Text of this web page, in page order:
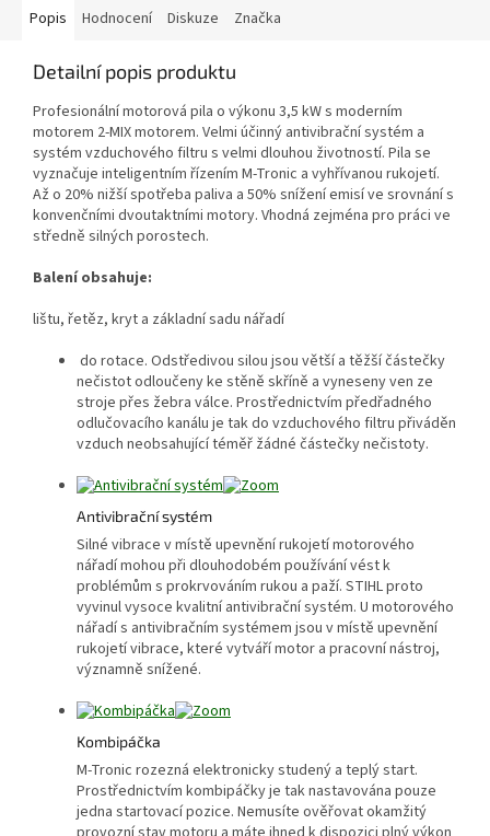
Popis Hodnocení Diskuze Značka
Detailní popis produktu
Profesionální motorová pila o výkonu 3,5 kW s moderním
motorem 2-MIX motorem. Velmi účinný antivibrační systém a
systém vzduchového filtru s velmi dlouhou životností. Pila se
vyznačuje inteligentním řízením M-Tronic a vyhřívanou rukojetí.
Až o 20% nižší spotřeba paliva a 50% snížení emisí ve srovnání s
konvenčními dvoutaktními motory. Vhodná zejména pro práci ve
středně silných porostech.
Balení obsahuje:
lištu, řetěz, kryt a základní sadu nářadí
do rotace. Odstředivou silou jsou větší a těžší částečky
nečistot odloučeny ke stěně skříně a vyneseny ven ze
stroje přes žebra válce. Prostřednictvím předřadného
odlučovacího kanálu je tak do vzduchového filtru přiváděn
vzduch neobsahující téměř žádné částečky nečistoty.
Antivibrační systém
Silné vibrace v místě upevnění rukojetí motorového
nářadí mohou při dlouhodobém používání vést k
problémům s prokrvováním rukou a paží. STIHL proto
vyvinul vysoce kvalitní antivibrační systém. U motorového
nářadí s antivibračním systémem jsou v místě upevnění
rukojetí vibrace, které vytváří motor a pracovní nástroj,
významně snížené.
Kombipáčka
M-Tronic rozezná elektronicky studený a teplý start.
Prostřednictvím kombipáčky je tak nastavována pouze
jedna startovací pozice. Nemusíte ověřovat okamžitý